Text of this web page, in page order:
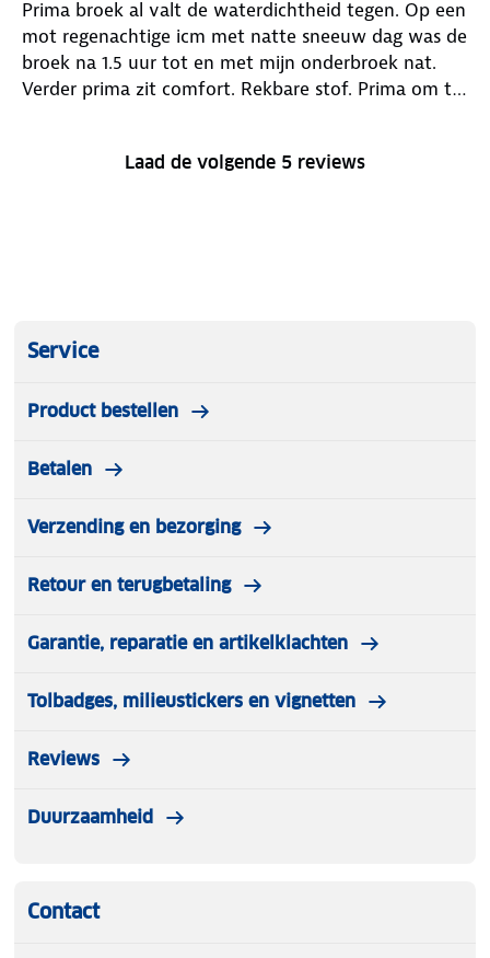
Prima broek al valt de waterdichtheid tegen. Op een
mot regenachtige icm met natte sneeuw dag was de
broek na 1.5 uur tot en met mijn onderbroek nat.
Verder prima zit comfort. Rekbare stof. Prima om te
Laad de volgende 5 reviews
Service
Product bestellen
Betalen
Verzending en bezorging
Retour en terugbetaling
Garantie, reparatie en artikelklachten
Tolbadges, milieustickers en vignetten
Reviews
Duurzaamheid
Contact